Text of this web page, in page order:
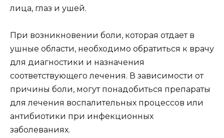
лица, глаз и ушей.
При возникновении боли, которая отдает в
ушные области, необходимо обратиться к врачу
для диагностики и назначения
соответствующего лечения. В зависимости от
причины боли, могут понадобиться препараты
для лечения воспалительных процессов или
антибиотики при инфекционных
заболеваниях.